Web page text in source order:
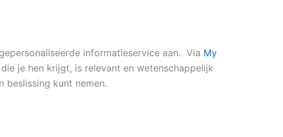
informatieservice aan. Via My
je hen krijgt, is relevant en wetenschappelijk
beslissing kunt nemen.